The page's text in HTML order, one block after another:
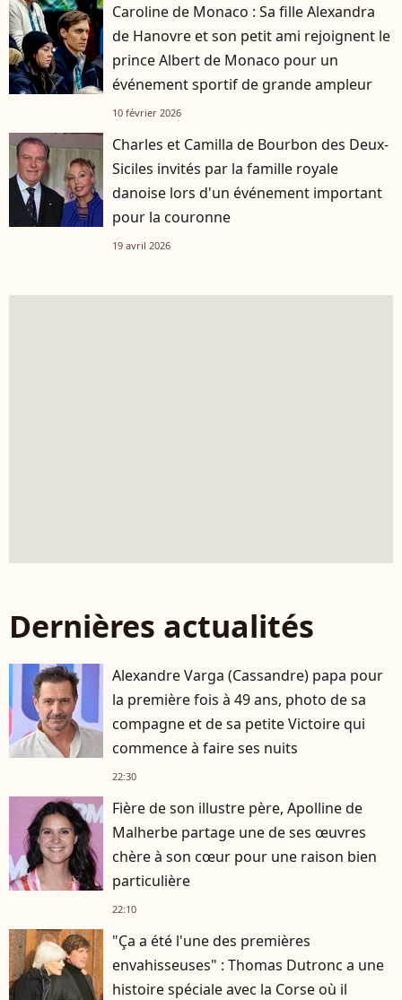
Caroline de Monaco : Sa fille Alexandra
de Hanovre et son petit ami rejoignent le
prince Albert de Monaco pour un
événement sportif de grande ampleur
10 février 2026
Charles et Camilla de Bourbon des Deux-
Siciles invités par la famille royale
danoise lors d'un événement important
pour la couronne
19 avril 2026
Dernières actualités
Alexandre Varga (Cassandre) papa pour
la première fois à 49 ans, photo de sa
compagne et de sa petite Victoire qui
commence à faire ses nuits
22:30
Fière de son illustre père, Apolline de
Malherbe partage une de ses œuvres
chère à son cœur pour une raison bien
particulière
22:10
"Ça a été l'une des premières
envahisseuses" : Thomas Dutronc a une
histoire spéciale avec la Corse où il